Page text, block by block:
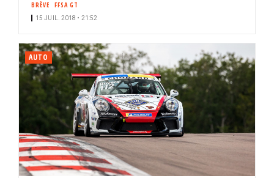
BRÈVE FFSA GT
15 JUIL. 2018 • 21:52
AUTO